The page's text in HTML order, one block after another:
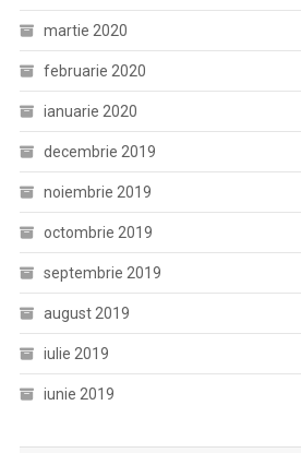
martie 2020
februarie 2020
ianuarie 2020
decembrie 2019
noiembrie 2019
octombrie 2019
septembrie 2019
august 2019
iulie 2019
iunie 2019